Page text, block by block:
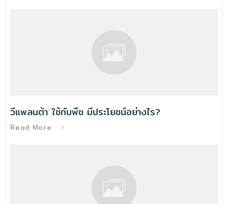
วีแพลนต้า ใช้กับพืช มีประโยชน์อย่างไร?
Read More